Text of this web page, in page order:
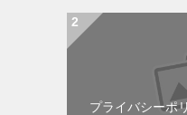
プライバシーポ